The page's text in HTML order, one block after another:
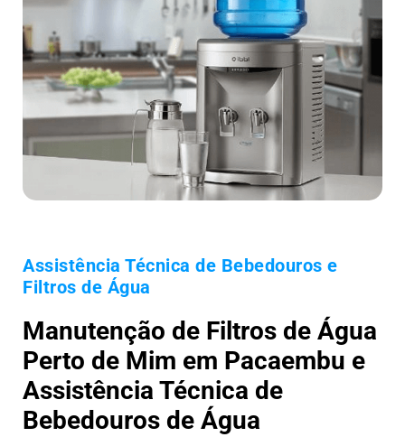
Assistência Técnica de Bebedouros e
Filtros de Água
Manutenção de Filtros de Água
Perto de Mim em Pacaembu e
Assistência Técnica de
Bebedouros de Água